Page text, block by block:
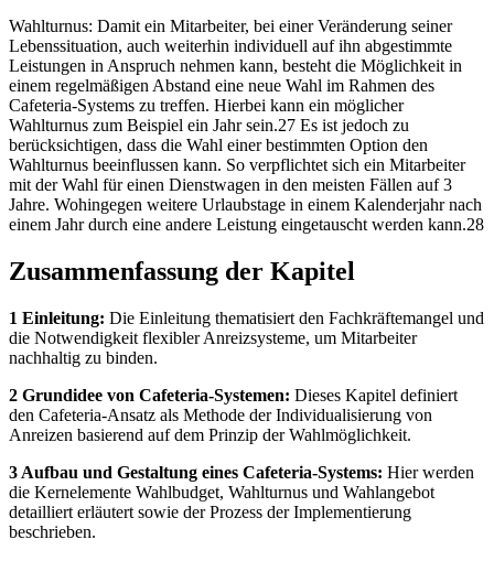
Wahlturnus: Damit ein Mitarbeiter, bei einer Veränderung seiner
Lebenssituation, auch weiterhin individuell auf ihn abgestimmte
Leistungen in Anspruch nehmen kann, besteht die Möglichkeit in
einem regelmäßigen Abstand eine neue Wahl im Rahmen des
Cafeteria-Systems zu treffen. Hierbei kann ein möglicher
Wahlturnus zum Beispiel ein Jahr sein.27 Es ist jedoch zu
berücksichtigen, dass die Wahl einer bestimmten Option den
Wahlturnus beeinflussen kann. So verpflichtet sich ein Mitarbeiter
mit der Wahl für einen Dienstwagen in den meisten Fällen auf 3
Jahre. Wohingegen weitere Urlaubstage in einem Kalenderjahr nach
einem Jahr durch eine andere Leistung eingetauscht werden kann.28
Zusammenfassung der Kapitel
1 Einleitung: Die Einleitung thematisiert den Fachkräftemangel und
die Notwendigkeit flexibler Anreizsysteme, um Mitarbeiter
nachhaltig zu binden.
2 Grundidee von Cafeteria-Systemen: Dieses Kapitel definiert
den Cafeteria-Ansatz als Methode der Individualisierung von
Anreizen basierend auf dem Prinzip der Wahlmöglichkeit.
3 Aufbau und Gestaltung eines Cafeteria-Systems: Hier werden
die Kernelemente Wahlbudget, Wahlturnus und Wahlangebot
detailliert erläutert sowie der Prozess der Implementierung
beschrieben.